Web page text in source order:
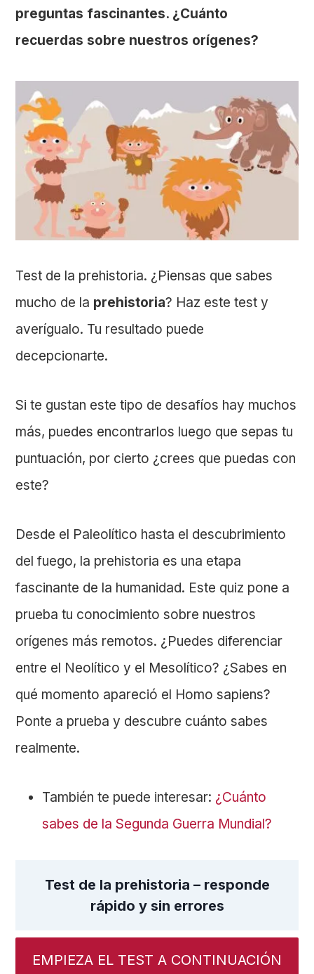
preguntas fascinantes. ¿Cuánto
recuerdas sobre nuestros orígenes?
Test de la prehistoria. ¿Piensas que sabes
mucho de la prehistoria? Haz este test y
averígualo. Tu resultado puede
decepcionarte.
Si te gustan este tipo de desafíos hay muchos
más, puedes encontrarlos luego que sepas tu
puntuación, por cierto ¿crees que puedas con
este?
Desde el Paleolítico hasta el descubrimiento
del fuego, la prehistoria es una etapa
fascinante de la humanidad. Este quiz pone a
prueba tu conocimiento sobre nuestros
orígenes más remotos. ¿Puedes diferenciar
entre el Neolítico y el Mesolítico? ¿Sabes en
qué momento apareció el Homo sapiens?
Ponte a prueba y descubre cuánto sabes
realmente.
También te puede interesar: ¿Cuánto
sabes de la Segunda Guerra Mundial?
Test de la prehistoria – responde
rápido y sin errores
EMPIEZA EL TEST A CONTINUACIÓN